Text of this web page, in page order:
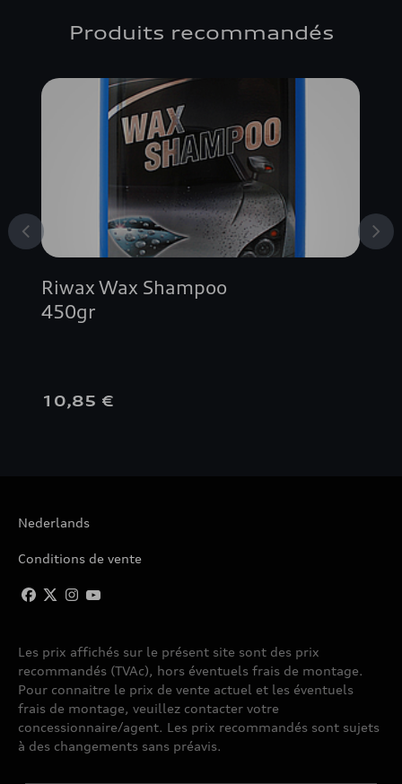
Produits recommandés
Riwax Wax Shampoo
450gr
10,85 €
Nederlands
Conditions de vente
Les prix affichés sur le présent site sont des prix
recommandés (TVAc), hors éventuels frais de montage.
Pour connaitre le prix de vente actuel et les éventuels
frais de montage, veuillez contacter votre
concessionnaire/agent. Les prix recommandés sont sujets
à des changements sans préavis.